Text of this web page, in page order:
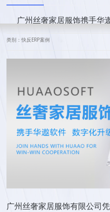
广州丝奢家居服饰携手华
类别：快反ERP案例
广州丝奢家居服饰有限公司